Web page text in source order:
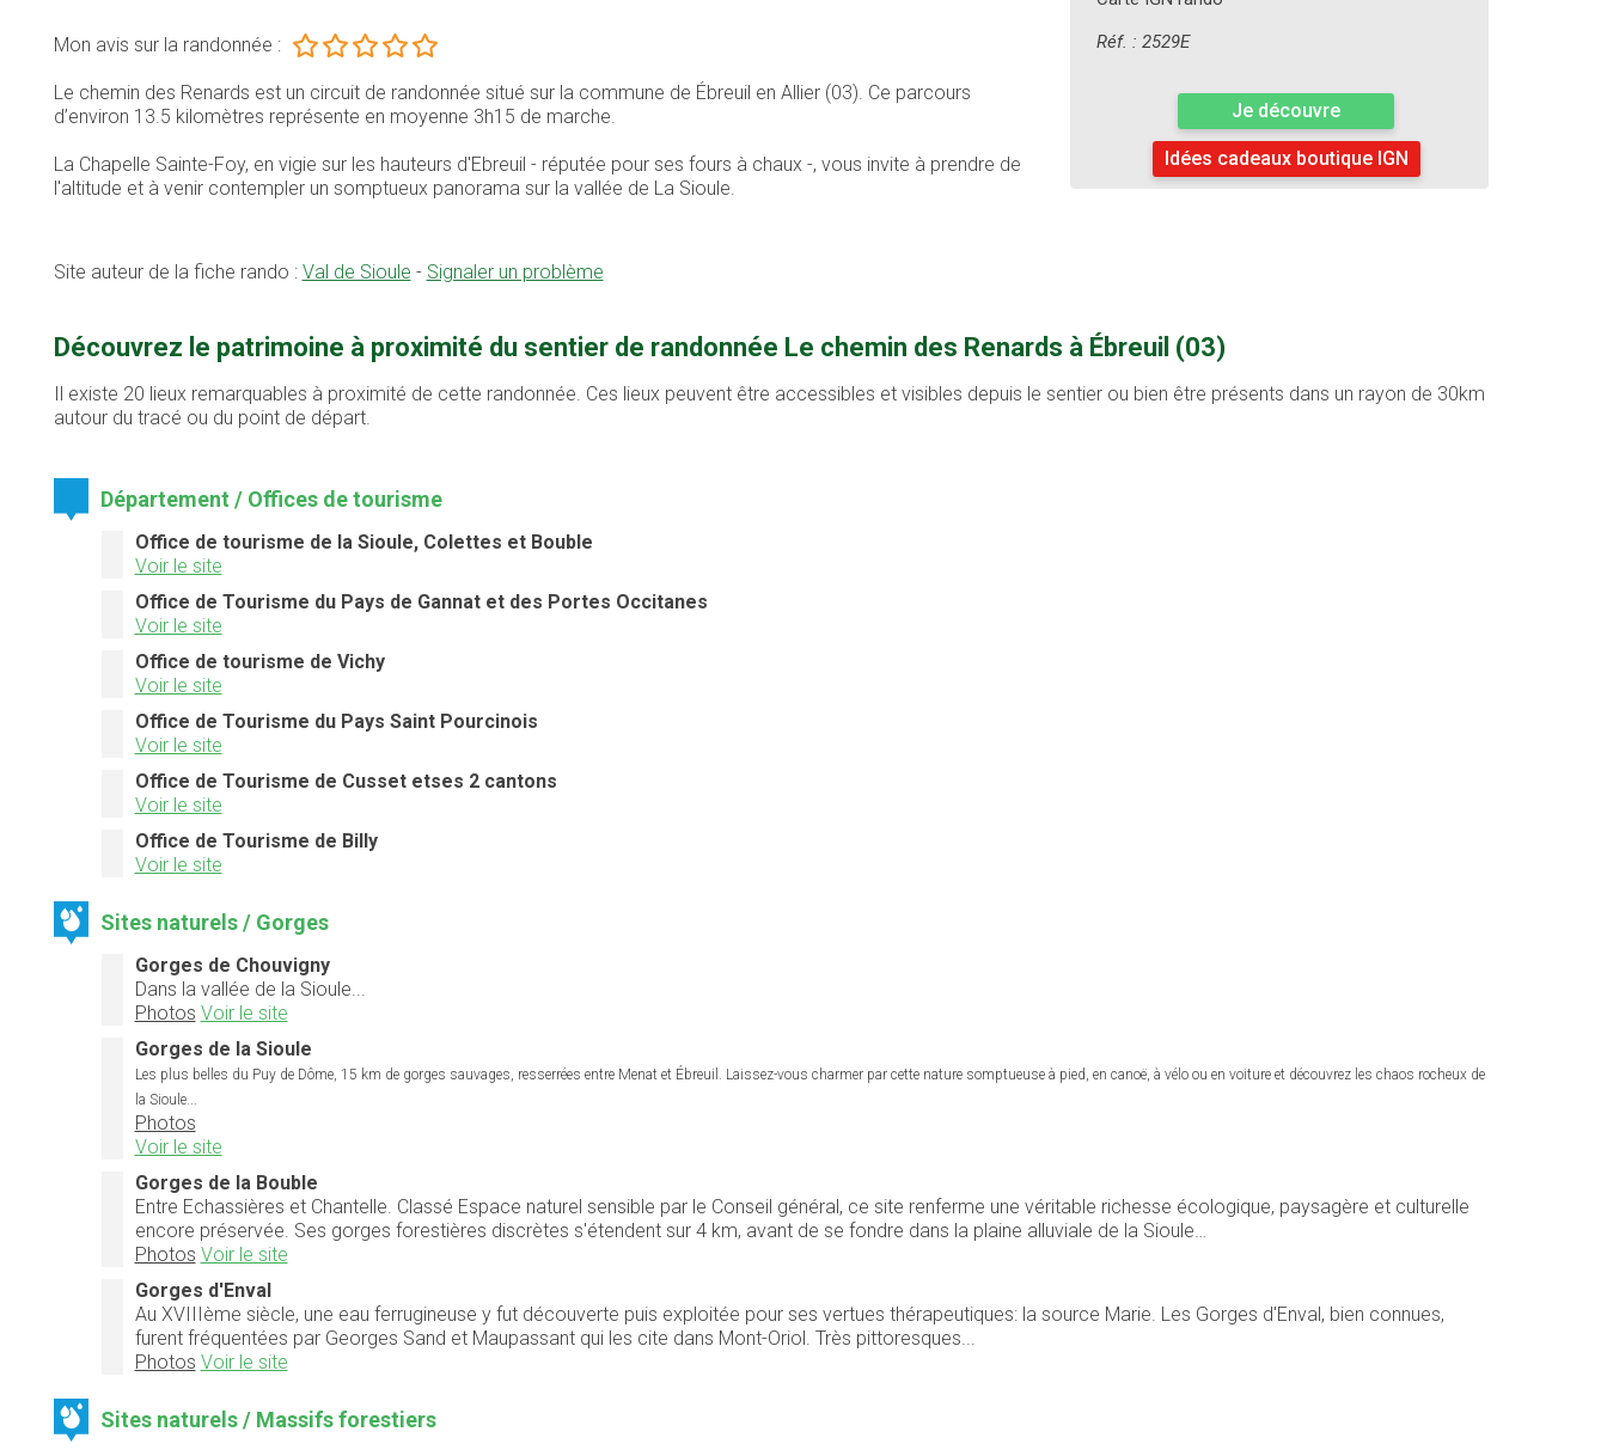
Mon avis sur la randonnée :
Le chemin des Renards est un circuit de randonnée situé sur la commune de Ébreuil en Allier (03). Ce parcours
d’environ 13.5 kilomètres représente en moyenne 3h15 de marche.
La Chapelle Sainte-Foy, en vigie sur les hauteurs d'Ebreuil - réputée pour ses fours à chaux -, vous invite à prendre de
l'altitude et à venir contempler un somptueux panorama sur la vallée de La Sioule.
Site auteur de la fiche rando : Val de Sioule - Signaler un problème
Réf. : 2529E
Je découvre
Idées cadeaux boutique IGN
Découvrez le patrimoine à proximité du sentier de randonnée Le chemin des Renards à Ébreuil (03)
Il existe 20 lieux remarquables à proximité de cette randonnée. Ces lieux peuvent être accessibles et visibles depuis le sentier ou bien être présents dans un rayon de 30km
autour du tracé ou du point de départ.
Département / Offices de tourisme
Office de tourisme de la Sioule, Colettes et Bouble
Voir le site
Office de Tourisme du Pays de Gannat et des Portes Occitanes
Voir le site
Office de tourisme de Vichy
Voir le site
Office de Tourisme du Pays Saint Pourcinois
Voir le site
Office de Tourisme de Cusset etses 2 cantons
Voir le site
Office de Tourisme de Billy
Voir le site
Sites naturels / Gorges
Gorges de Chouvigny
Dans la vallée de la Sioule...
Photos Voir le site
Gorges de la Sioule
Les plus belles du Puy de Dôme, 15 km de gorges sauvages, resserrées entre Menat et Ébreuil. Laissez-vous charmer par cette nature somptueuse à pied, en canoë, à vélo ou en voiture et découvrez les chaos rocheux de
la Sioule...
Photos
Voir le site
Gorges de la Bouble
Entre Echassières et Chantelle. Classé Espace naturel sensible par le Conseil général, ce site renferme une véritable richesse écologique, paysagère et culturelle
encore préservée. Ses gorges forestières discrètes s'étendent sur 4 km, avant de se fondre dans la plaine alluviale de la Sioule…
Photos Voir le site
Gorges d'Enval
Au XVIIIème siècle, une eau ferrugineuse y fut découverte puis exploitée pour ses vertues thérapeutiques: la source Marie. Les Gorges d'Enval, bien connues,
furent fréquentées par Georges Sand et Maupassant qui les cite dans Mont-Oriol. Très pittoresques...
Photos Voir le site
Sites naturels / Massifs forestiers